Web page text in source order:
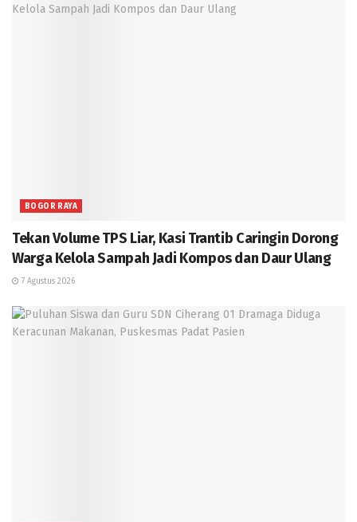
BOGOR RAYA
Tekan Volume TPS Liar, Kasi Trantib Caringin Dorong
Warga Kelola Sampah Jadi Kompos dan Daur Ulang
7 Agustus 2026